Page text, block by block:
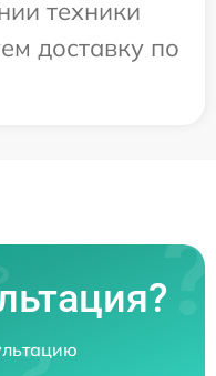
техники
доставку по